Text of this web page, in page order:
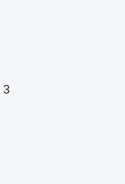
3